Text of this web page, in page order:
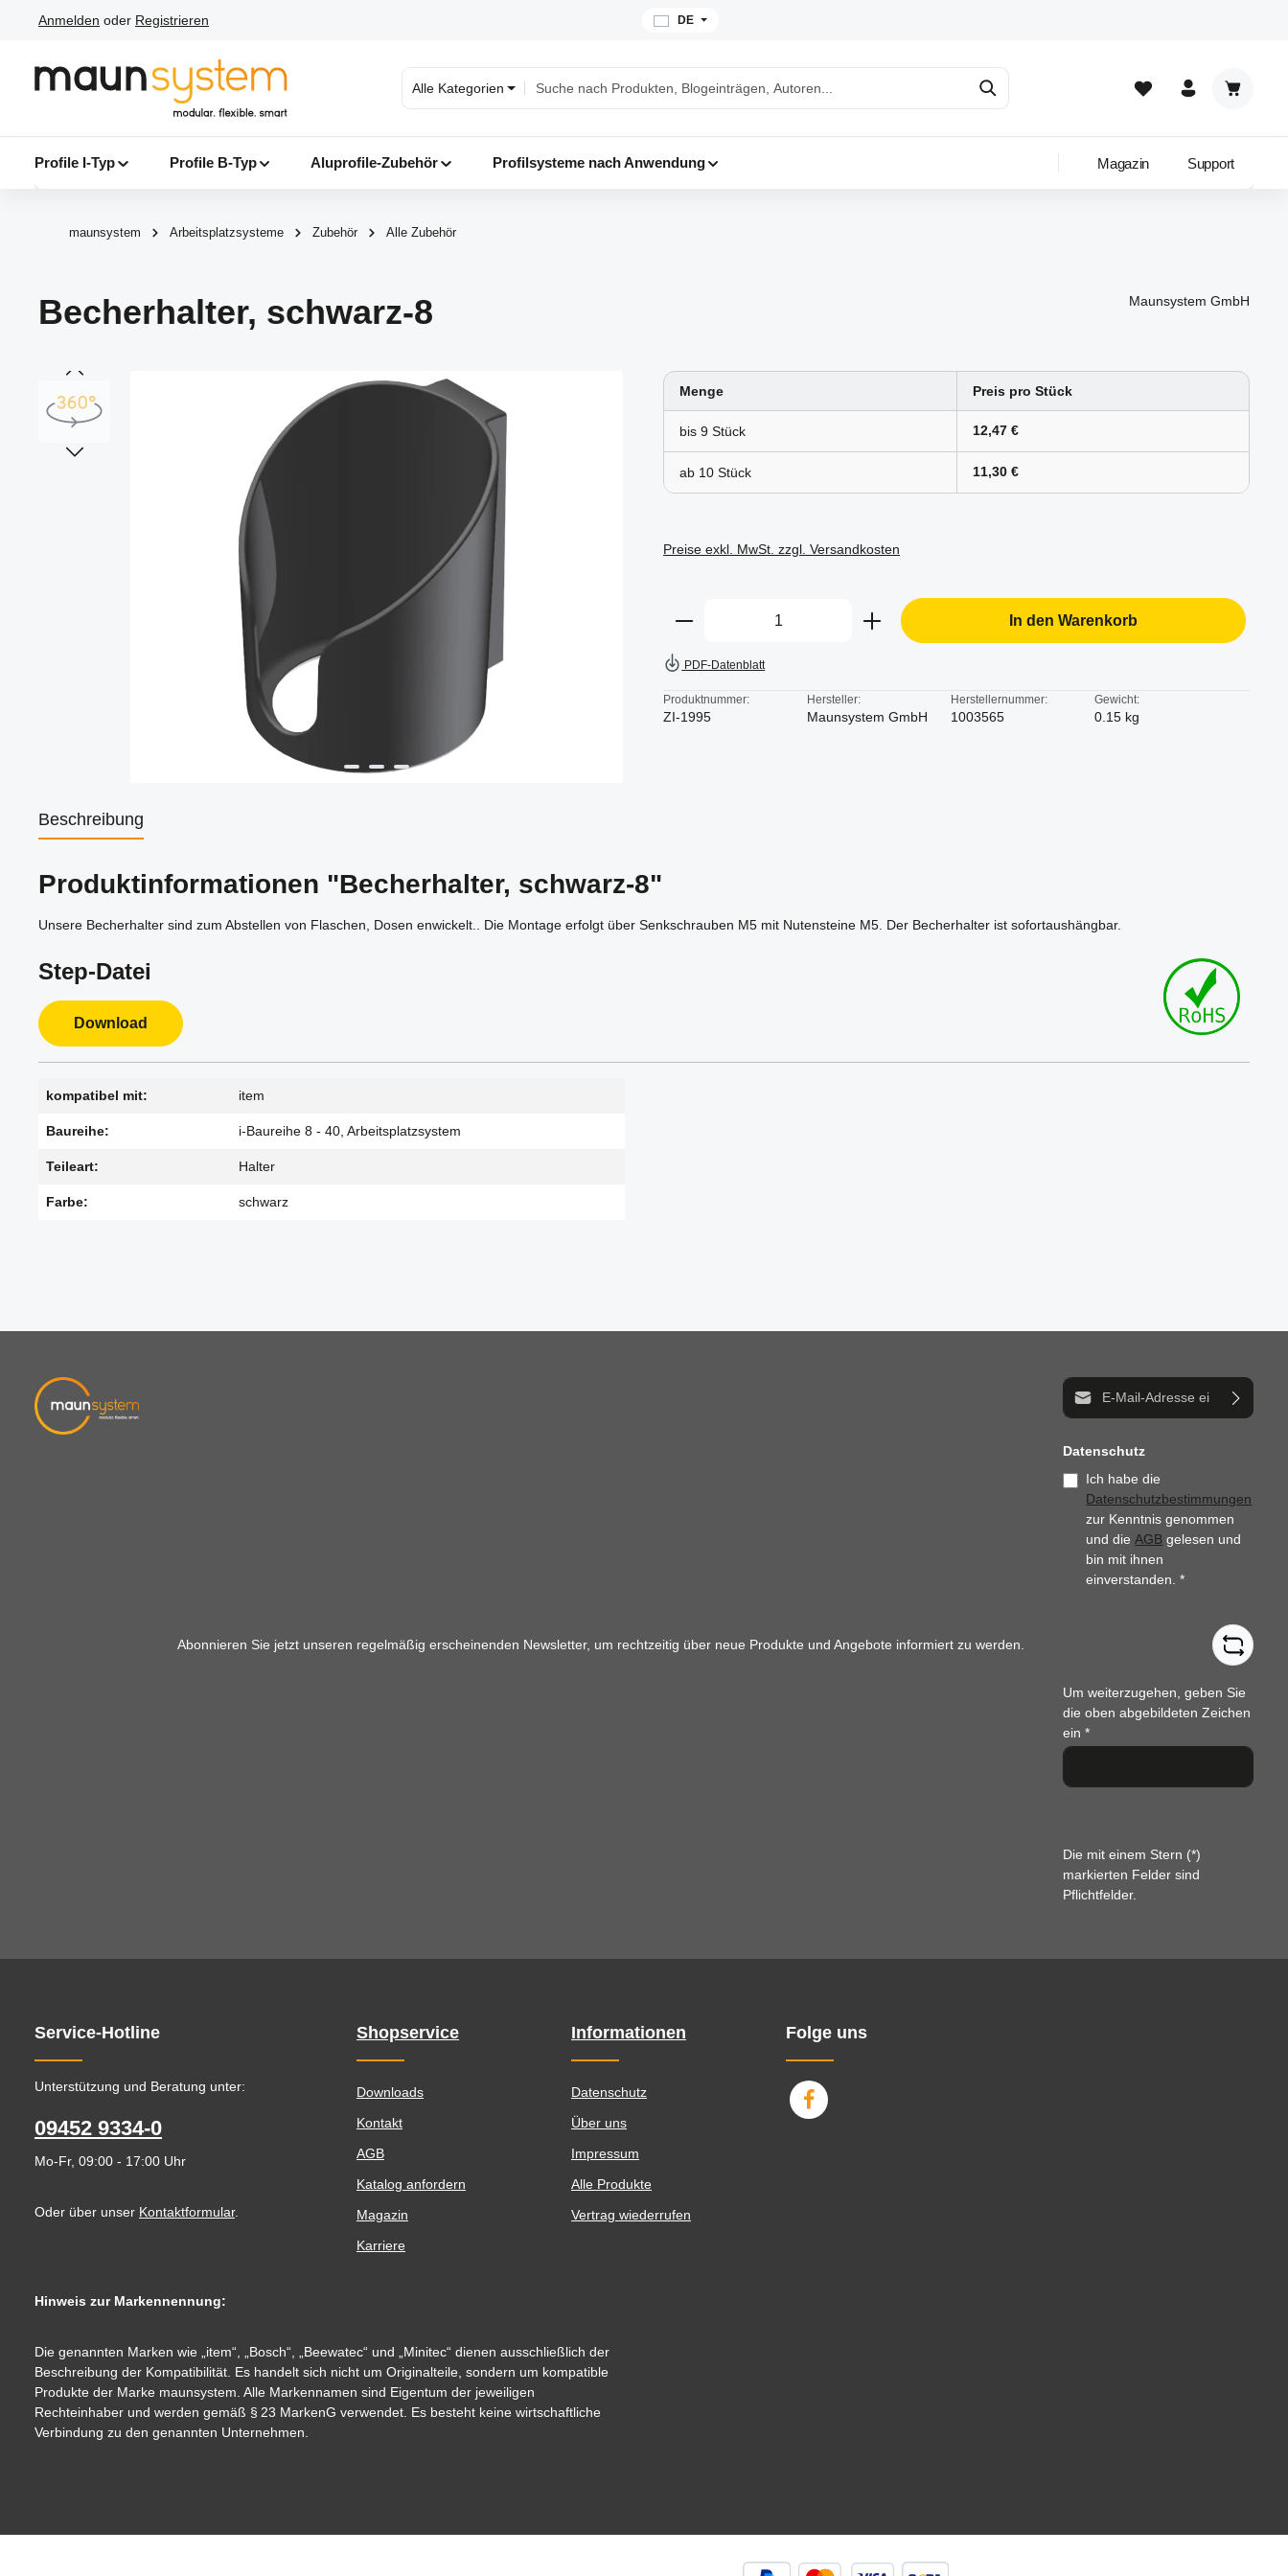
Hauptinhalt springen
Zur Suche springen
Zur Hauptnavigation springen
Anmelden oder Registrieren DE
Alle Kategorien
Profile I-Typ Profile B-Typ Aluprofile-Zubehör Profilsysteme nach Anwendung Magazin Support
maunsystem Arbeitsplatzsysteme Zubehör Alle Zubehör
Becherhalter, schwarz-8 Maunsystem GmbH
Menge Preis pro Stück
bis 9 12,47 €
ab 10 11,30 €
Preise exkl. MwSt. zzgl. Versandkosten
Produkt Anzahl: Gib den gewünschten Wert ein oder
In den Warenkorb
PDF-Datenblatt
Produktnummer:
ZI-1995
Hersteller:
Maunsystem GmbH
Herstellernummer:
1003565
Gewicht:
0.15 kg
Beschreibung
Produktinformationen "Becherhalter, schwarz-8"
Unsere Becherhalter sind zum Abstellen von Flaschen, Dosen enwickelt.. Die Montage erfolgt über Senkschrauben M5 mit Nutensteine M5. Der Becherhalter ist sofortaushängbar.
Step-Datei
Download
kompatibel mit: item
Baureihe: i-Baureihe 8 - 40, Arbeitsplatzsystem
Teileart: Halter
Farbe: schwarz
Abonnieren Sie jetzt unseren regelmäßig erscheinenden Newsletter, um rechtzeitig über neue Produkte und Angebote informiert zu werden.
E-Mail-Adresse*
Datenschutz
Ich habe die
Datenschutzbestimmungen
zur Kenntnis genommen
und dieAGB gelesen und
bin mit ihnen
einverstanden.*
Um weiterzugehen, geben Sie
die oben abgebildeten Zeichen
ein*
Die mit einem Stern (*)
markierten Felder sind
Pflichtfelder.
Service-Hotline
Unterstützung und Beratung unter:
09452 9334-0
Mo-Fr, 09:00 - 17:00 Uhr
Oder über unser Kontaktformular.
Shopservice
Downloads
Kontakt
AGB
Katalog anfordern
Magazin
Karriere
Informationen
Datenschutz
Über uns
Impressum
Alle Produkte
Vertrag wiederrufen
Folge uns
Hinweis zur Markennennung:
Die genannten Marken wie „item“, „Bosch“, „Beewatec“ und „Minitec“ dienen ausschließlich der
Beschreibung der Kompatibilität. Es handelt sich nicht um Originalteile, sondern um kompatible
Produkte der Marke maunsystem. Alle Markennamen sind Eigentum der jeweiligen
Rechteinhaber und werden gemäß § 23 MarkenG verwendet. Es besteht keine wirtschaftliche
Verbindung zu den genannten Unternehmen.